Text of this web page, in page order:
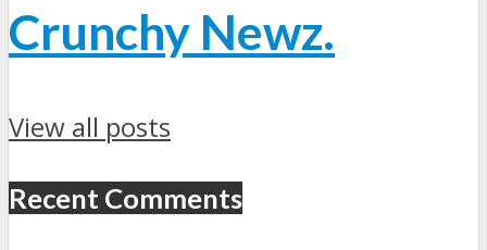
Crunchy Newz.
View all posts
Recent Comments